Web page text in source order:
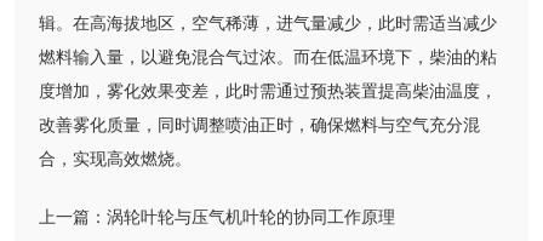
辑。在高海拔地区，空气稀薄，进气量减少，此时需适当减少
燃料输入量，以避免混合气过浓。而在低温环境下，柴油的粘
度增加，雾化效果变差，此时需通过预热装置提高柴油温度，
改善雾化质量，同时调整喷油正时，确保燃料与空气充分混
合，实现高效燃烧。
上一篇： 涡轮叶轮与压气机叶轮的协同工作原理